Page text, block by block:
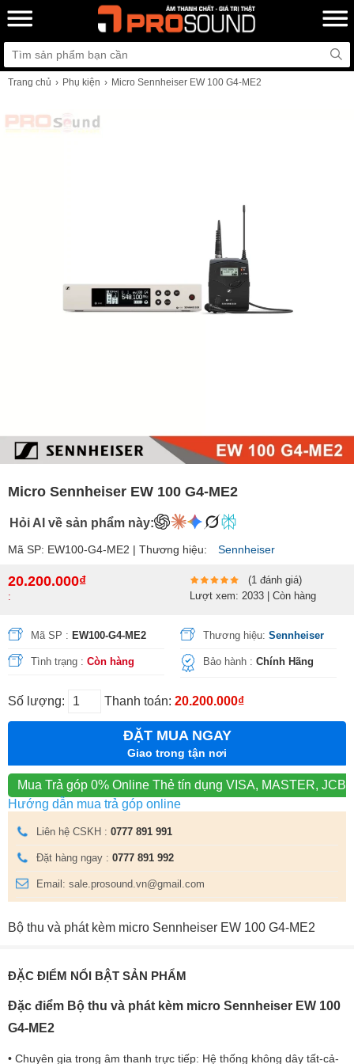
Trang chủ Phụ kiện Micro Sennheiser EW 100 G4-ME2
Micro Sennheiser EW 100 G4-ME2
Hỏi AI về sản phẩm này:
Mã SP: EW100-G4-ME2 | Thương hiệu: Sennheiser
20.200.000₫
:
(1 đánh giá)
Lượt xem: 2033 | Còn hàng
Mã SP : EW100-G4-ME2 Thương hiệu:Sennheiser
Tình trạng : Còn hàng Bảo hành :Chính Hãng
Số lượng: Thanh toán: 20.200.000₫
ĐẶT MUA NGAY
Giao trong tận nơi
Mua Trả góp 0% Online Thẻ tín dụng VISA, MASTER, JCB
Hướng dẫn mua trả góp online
Liên hệ CSKH : 0777 891 991
Đặt hàng ngay : 0777 891 992
Email: sale.prosound.vn@gmail.com
Bộ thu và phát kèm micro Sennheiser EW 100 G4-ME2
ĐẶC ĐIỂM NỔI BẬT SẢN PHẨM
Đặc điểm Bộ thu và phát kèm micro Sennheiser EW 100
G4-ME2
• Chuyên gia trong âm thanh trực tiếp: Hệ thống không dây tất-cả-